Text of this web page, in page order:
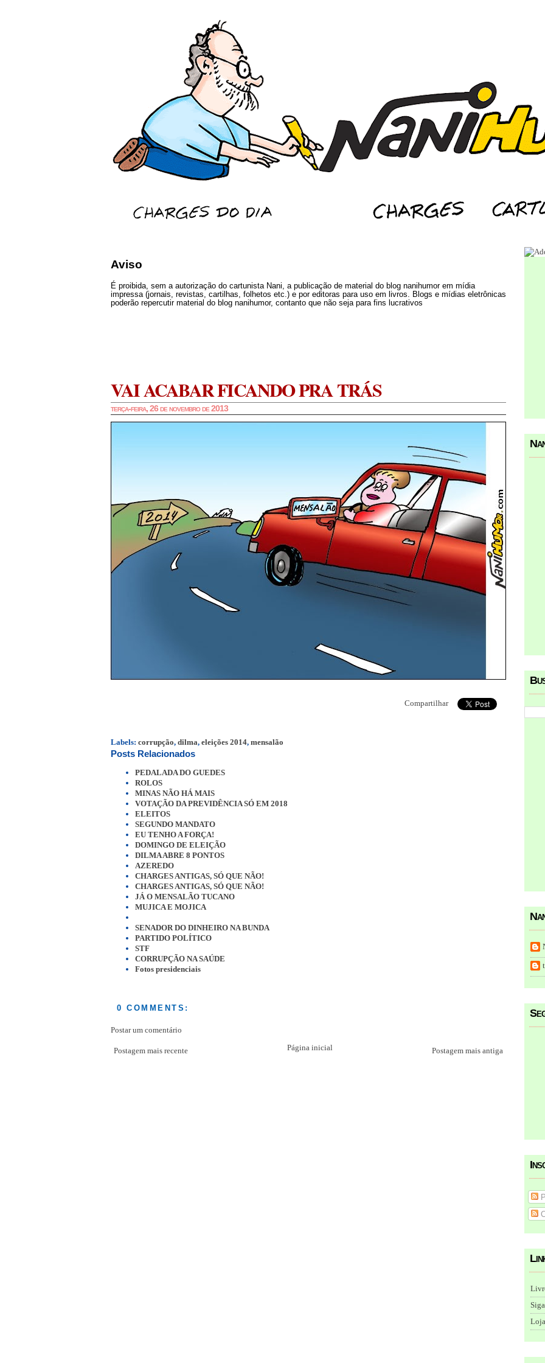
Aviso
É proibida, sem a autorização do cartunista Nani, a publicação de material do blog nanihumor em mídia
impressa (jornais, revistas, cartilhas, folhetos etc.) e por editoras para uso em livros. Blogs e mídias eletrônicas
poderão repercutir material do blog nanihumor, contanto que não seja para fins lucrativos
VAI ACABAR FICANDO PRA TRÁS
terça-feira, 26 de novembro de 2013
Compartilhar
Labels: corrupção, dilma, eleições 2014, mensalão
Posts Relacionados
PEDALADA DO GUEDES
ROLOS
MINAS NÃO HÁ MAIS
VOTAÇÃO DA PREVIDÊNCIA SÓ EM 2018
ELEITOS
SEGUNDO MANDATO
EU TENHO A FORÇA!
DOMINGO DE ELEIÇÃO
DILMA ABRE 8 PONTOS
AZEREDO
CHARGES ANTIGAS, SÓ QUE NÃO!
CHARGES ANTIGAS, SÓ QUE NÃO!
JÁ O MENSALÃO TUCANO
MUJICA E MOJICA
SENADOR DO DINHEIRO NA BUNDA
PARTIDO POLÍTICO
STF
CORRUPÇÃO NA SAÚDE
Fotos presidenciais
0 COMMENTS:
Postar um comentário
Postagem mais recente Postagem mais antiga
Página inicial